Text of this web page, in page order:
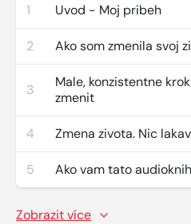
1 Uvod - Moj pribeh
2 Ako som zmenila svoj
3
Male, konzistentne
zmenit
4 Zmena zivota. Nic
5 Ako vam tato
Zobrazit více